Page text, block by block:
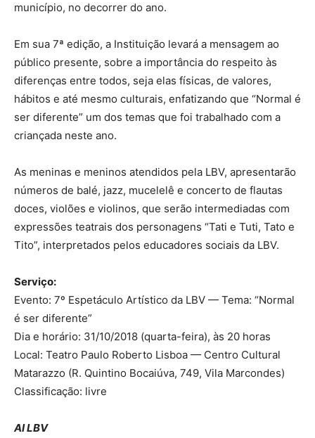
município, no decorrer do ano.
Em sua 7ª edição, a Instituição levará a mensagem ao
público presente, sobre a importância do respeito às
diferenças entre todos, seja elas físicas, de valores,
hábitos e até mesmo culturais, enfatizando que “Normal é
ser diferente” um dos temas que foi trabalhado com a
criançada neste ano.
As meninas e meninos atendidos pela LBV, apresentarão
números de balé, jazz, mucelelê e concerto de flautas
doces, violões e violinos, que serão intermediadas com
expressões teatrais dos personagens “Tati e Tuti, Tato e
Tito”, interpretados pelos educadores sociais da LBV.
Serviço:
Evento: 7º Espetáculo Artístico da LBV — Tema: “Normal
é ser diferente”
Dia e horário: 31/10/2018 (quarta-feira), às 20 horas
Local: Teatro Paulo Roberto Lisboa — Centro Cultural
Matarazzo (R. Quintino Bocaiúva, 749, Vila Marcondes)
Classificação: livre
AI LBV